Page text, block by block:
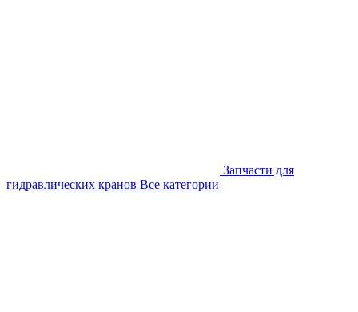
Запчасти для
гидравлических кранов Все категории